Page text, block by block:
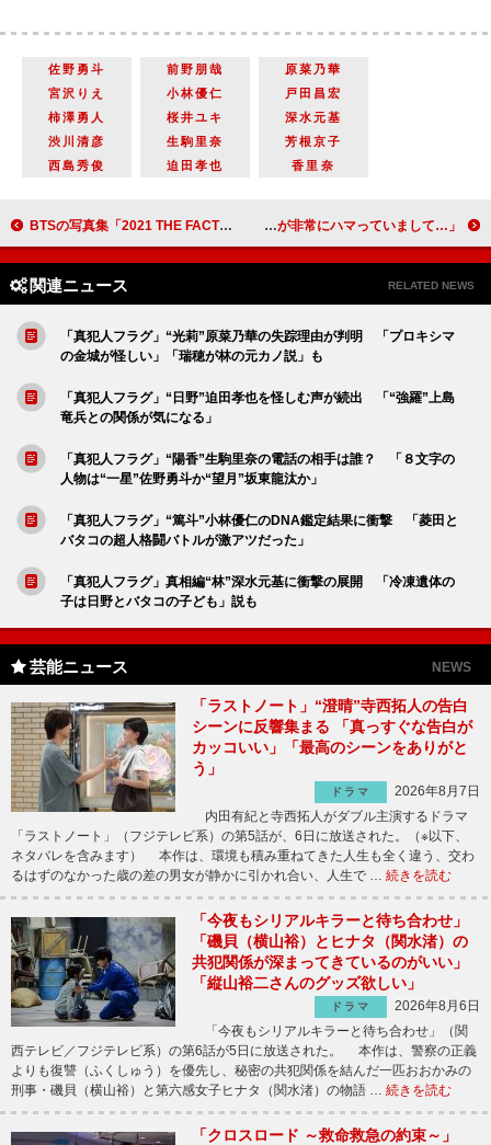
佐野勇斗 前野朋哉
原菜乃華
宮沢りえ
小林優仁
戸田昌宏
柿澤勇人
桜井ユキ
深水元基
渋川清彦
生駒里奈
芳根京子
西島秀俊
迫田孝也 香里奈
BTSの写真集「2021 THE FACT BTS PHOTOBOOK SPECIAL EDITION」がバレンタインデーに発売！ 内村光良「わが家は毎日“長澤まさみ祭り”」 「最近、娘が非常にハマっていまして…」
関連ニュース RELATED NEWS
「真犯人フラグ」“光莉”原菜乃華の失踪理由が判明 「プロキシマ
の金城が怪しい」「瑞穂が林の元カノ説」も
「真犯人フラグ」“日野”迫田孝也を怪しむ声が続出 「“強羅”上島
竜兵との関係が気になる」
「真犯人フラグ」“陽香”生駒里奈の電話の相手は誰？ 「８文字の
人物は“一星”佐野勇斗か“望月”坂東龍汰か」
「真犯人フラグ」“篤斗”小林優仁のDNA鑑定結果に衝撃 「菱田と
バタコの超人格闘バトルが激アツだった」
「真犯人フラグ」真相編“林”深水元基に衝撃の展開 「冷凍遺体の
子は日野とバタコの子ども」説も
芸能ニュース NEWS
「ラストノート」“澄晴”寺西拓人の告白
シーンに反響集まる 「真っすぐな告白が
カッコいい」「最高のシーンをありがと
う」
ドラマ
2026年8月7日
内田有紀と寺西拓人がダブル主演するドラマ
「ラストノート」（フジテレビ系）の第5話が、6日に放送された。（※以下、
ネタバレを含みます） 本作は、環境も積み重ねてきた人生も全く違う、交わ
るはずのなかった歳の差の男女が静かに引かれ合い、人生で … 続きを読む
「今夜もシリアルキラーと待ち合わせ」
「磯貝（横山裕）とヒナタ（関水渚）の
共犯関係が深まってきているのがいい」
「縦山裕二さんのグッズ欲しい」
ドラマ
2026年8月6日
「今夜もシリアルキラーと待ち合わせ」（関
西テレビ／フジテレビ系）の第6話が5日に放送された。 本作は、警察の正義
よりも復讐（ふくしゅう）を優先し、秘密の共犯関係を結んだ一匹おおかみの
刑事・磯貝（横山裕）と第六感女子ヒナタ（関水渚）の物語 … 続きを読む
「クロスロード ～救命救急の約束～」